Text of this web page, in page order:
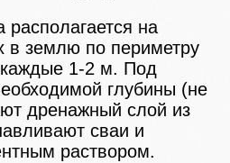
располагается на
в землю по периметру
1-2 м. Под
глубины (не
дренажный слой из
сваи и
раствором.